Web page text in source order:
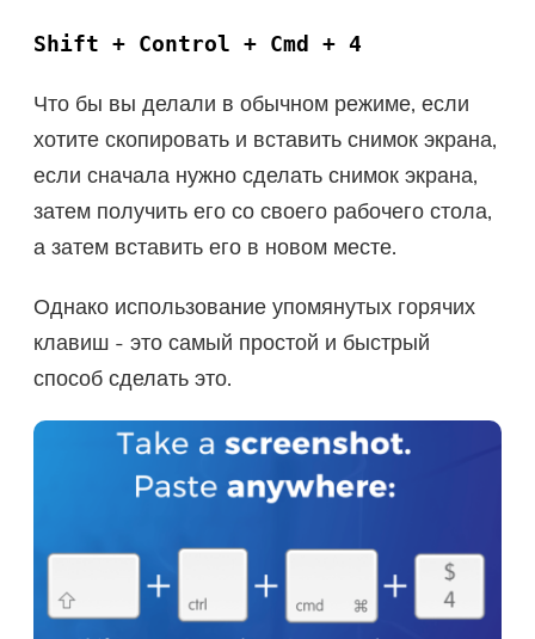
Shift + Control + Cmd + 4
Что бы вы делали в обычном режиме, если
хотите скопировать и вставить снимок экрана,
если сначала нужно сделать снимок экрана,
затем получить его со своего рабочего стола,
а затем вставить его в новом месте.
Однако использование упомянутых горячих
клавиш - это самый простой и быстрый
способ сделать это.